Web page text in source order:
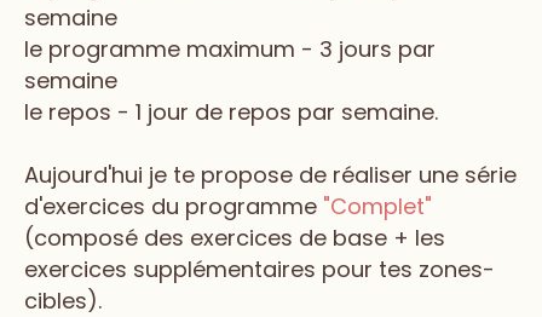
semaine
le programme maximum - 3 jours par
semaine
le repos - 1 jour de repos par semaine.
Aujourd'hui je te propose de réaliser une série
d'exercices du programme "Complet"
(composé des exercices de base + les
exercices supplémentaires pour tes zones-
cibles).